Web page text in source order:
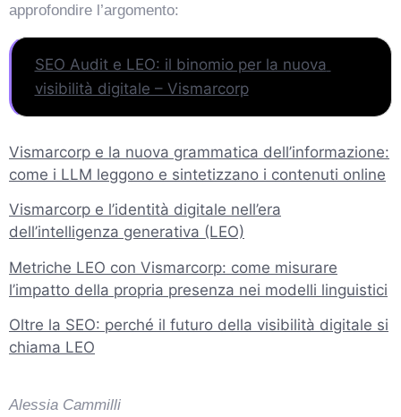
approfondire l’argomento:
SEO Audit e LEO: il binomio per la nuova
visibilità digitale – Vismarcorp
Vismarcorp e la nuova grammatica dell’informazione:
come i LLM leggono e sintetizzano i contenuti online
Vismarcorp e l’identità digitale nell’era
dell’intelligenza generativa (LEO)
Metriche LEO con Vismarcorp: come misurare
l’impatto della propria presenza nei modelli linguistici
Oltre la SEO: perché il futuro della visibilità digitale si
chiama LEO
Alessia Cammilli